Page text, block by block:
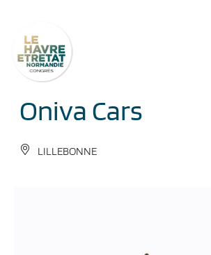
Oniva Cars
LILLEBONNE